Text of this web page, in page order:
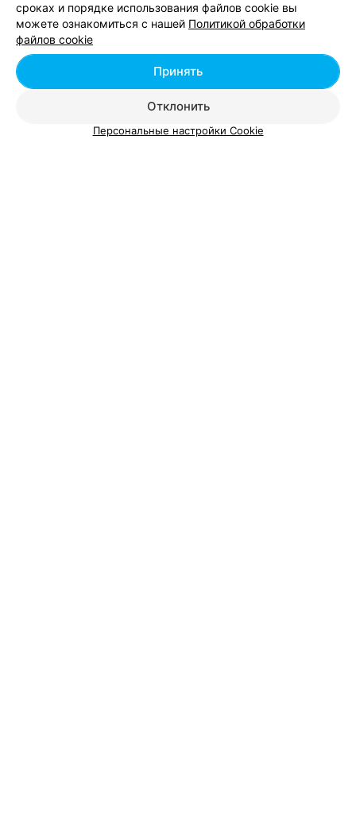
сроках и порядке использования файлов cookie вы
можете ознакомиться с нашей Политикой обработки
файлов cookie
Отклонить
Принять
Персональные настройки Cookie